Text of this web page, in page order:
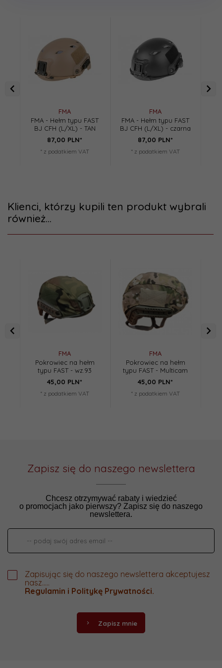
FMA
FMA - Hełm typu FAST
BJ CFH (L/XL) - TAN
87,00 PLN*
* z podatkiem VAT
FMA
FMA - Hełm typu FAST
BJ CFH (L/XL) - czarna
87,00 PLN*
* z podatkiem VAT
Klienci, którzy kupili ten produkt wybrali
również...
FMA
Pokrowiec na hełm
typu FAST - wz.93
45,00 PLN*
* z podatkiem VAT
FMA
Pokrowiec na hełm
typu FAST - Multicam
45,00 PLN*
* z podatkiem VAT
Zapisz się do naszego newslettera
Chcesz otrzymywać rabaty i wiedzieć
o promocjach jako pierwszy? Zapisz się do naszego
newslettera.
Zapisując się do naszego newslettera akceptujesz
nasz.....
Regulamin i Politykę Prywatności.
Zapisz mnie